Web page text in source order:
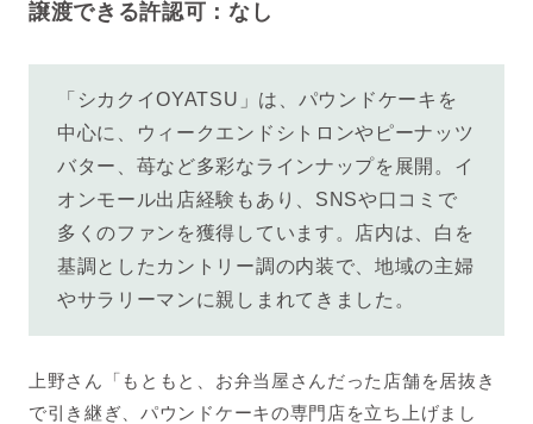
譲渡できる許認可：なし
「シカクイOYATSU」は、 パウンドケーキを
中心に、ウィークエンドシトロンやピーナッツ
バター、苺など多彩なラインナップを展開。イ
オンモール出店経験もあり、SNSや口コミで
多くのファンを獲得しています。店内は、 白を
基調としたカントリー調の内装で、地域の主婦
やサラリーマンに親しまれてきました。
上野さん「もともと、お弁当屋さんだった店舗を居抜き
で引き継ぎ、パウンドケーキの専門店を立ち上げまし